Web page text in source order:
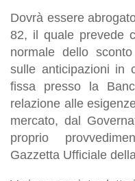
Dovrà essere
82, il quale prevede
normale dello
sulle anticipazioni in
fissa presso la
relazione alle
mercato, dal
proprio
Gazzetta Ufficiale